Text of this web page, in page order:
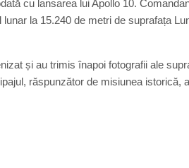
cu lansarea lui Apollo 10.
la 15.240 de metri de suprafața
și au trimis înapoi fotografii ale
răspunzător de misiunea istorică,